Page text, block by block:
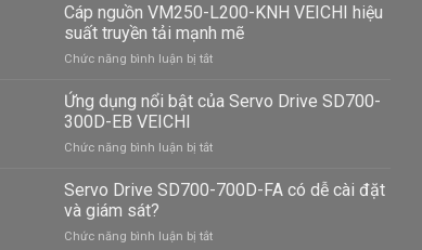
Cáp nguồn VM250-L200-KNH VEICHI hiệu
suất truyền tải mạnh mẽ
Chức năng bình luận bị tắtở
nguồn
KNH
hiệu
tải
Ứng dụng nổi bật của Servo Drive SD700-
300D-EB VEICHI
Chức năng bình luận bị tắtở
dụng
của
Servo Drive SD700-700D-FA có dễ cài đặt
và giám sát?
Chức năng bình luận bị tắtở